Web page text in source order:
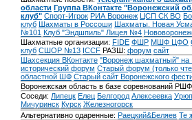
области Группа ВКонтакте "Воронежский
клуб" Спорт-Игрок РИА Воронеж ЦСП СК ВО
клуб Шахматы в Россоши Шахматы. Новая
№101 Клуб "Эндшпиль" Лицея №4
Шахматные организации: FIDE ФШР МШФ ЦФО
клуб СШОР №13 ICCF РАЗШ: форум сайт
Шахсекция ВКонтакте "Воронеж шахматный"
исторический форум Cтарый форум (только
областной ШФ Старый сайт Воронежского
Воронежская область в базе соревнований
Соседи: Липецк Елец Белгород Алексеевка
Мичуринск Курск Железногорск
Альтернативно одаренные: Раецкий&Беляев Те